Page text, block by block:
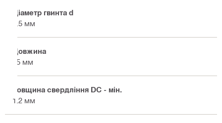
Діаметр гвинта d
5.5 мм
Довжина
25 мм
Товщина свердління DC - мін.
1.2 мм